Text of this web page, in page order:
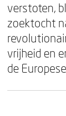
verstoten,
zoektocht
vrijheid en
de